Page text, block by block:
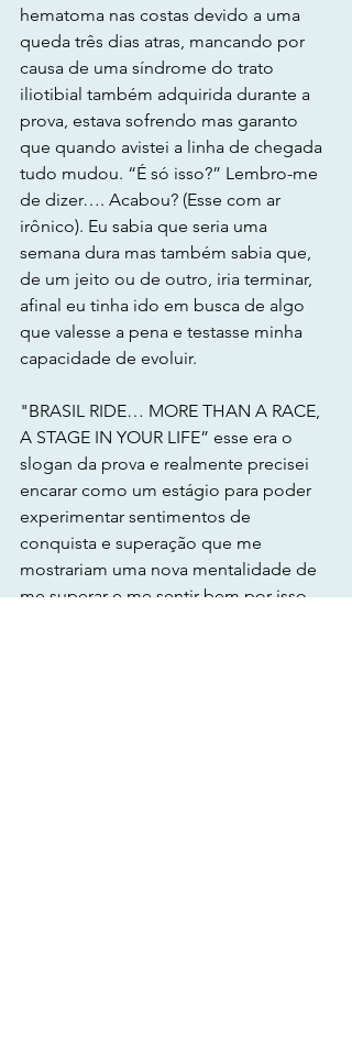
hematoma nas costas devido a uma
queda três dias atras, mancando por
causa de uma síndrome do trato
iliotibial também adquirida durante a
prova, estava sofrendo mas garanto
que quando avistei a linha de chegada
tudo mudou. “É só isso?” Lembro-me
de dizer…. Acabou? (Esse com ar
irônico). Eu sabia que seria uma
semana dura mas também sabia que,
de um jeito ou de outro, iria terminar,
afinal eu tinha ido em busca de algo
que valesse a pena e testasse minha
capacidade de evoluir.
"BRASIL RIDE… MORE THAN A RACE,
A STAGE IN YOUR LIFE” esse era o
slogan da prova e realmente precisei
encarar como um estágio para poder
experimentar sentimentos de
conquista e superação que me
mostrariam uma nova mentalidade de
me superar e me sentir bem por isso.